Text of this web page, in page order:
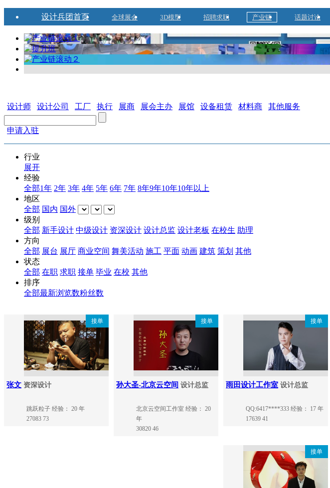
设计兵团首页 全球展会 3D模型 招聘求职 产业链 话题讨论
设计师 设计公司 工厂 执行 展商 展会主办 展馆 设备租赁 材料商 其他服务
申请入驻
行业
展开
经验
全部1年 2年 3年 4年 5年 6年 7年 8年9年10年10年以上
地区
全部 国内 国外
级别
全部 新手设计 中级设计 资深设计 设计总监 设计老板 在校生 助理
方向
全部 展台 展厅 商业空间 舞美活动 施工 平面 动画 建筑 策划 其他
状态
全部 在职 求职 接单 毕业 在校 其他
排序
全部最新浏览数粉丝数
接单
张文 资深设计
跳跃粒子 经验： 20 年
27083 73
接单
孙大圣-北京云空间 设计总监
北京云空间工作室 经验： 20
年
30820 46
接单
雨田设计工作室 设计总监
QQ:6417****333 经验： 17 年
17639 41
接单